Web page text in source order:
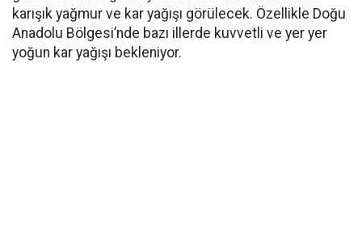
karışık yağmur ve kar yağışı görülecek. Özellikle Doğu
Anadolu Bölgesi’nde bazı illerde kuvvetli ve yer yer
yoğun kar yağışı bekleniyor.